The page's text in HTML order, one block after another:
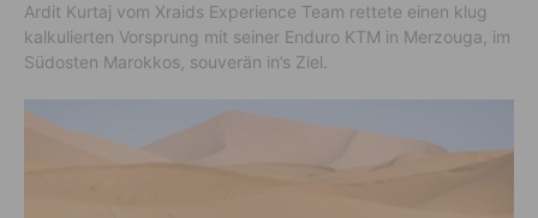
Ardit Kurtaj vom Xraids Experience Team rettete einen klug
kalkulierten Vorsprung mit seiner Enduro KTM in Merzouga, im
Südosten Marokkos, souverän in’s Ziel.